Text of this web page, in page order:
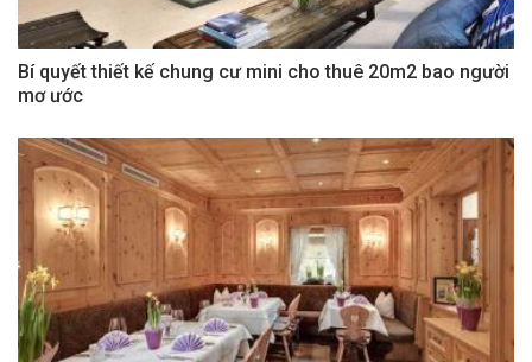
Bí quyết thiết kế chung cư mini cho thuê 20m2 bao người
mơ ước